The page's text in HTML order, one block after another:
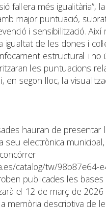
fallera més igualitària”,
major puntuació,
i sensibilització.
de les dones i
estructural i
les puntuacions
en segon lloc, la
hauran de presentar
seu electrònica
catalog/tw/98b87e64-
publicades les
el 12 de març de
memòria descriptiva de